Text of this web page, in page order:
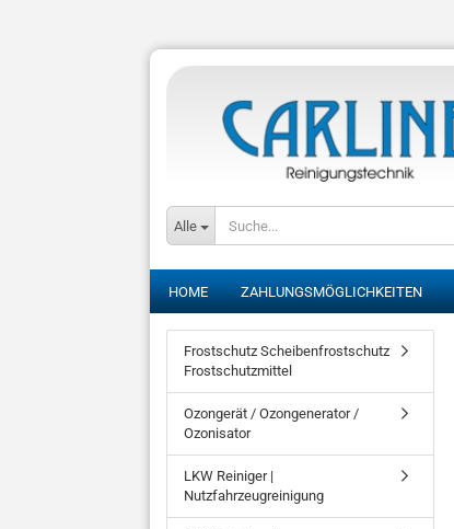
Alle
HOME ZAHLUNGSMÖGLICHKEITEN
Frostschutz Scheibenfrostschutz
Frostschutzmittel
Ozongerät / Ozongenerator /
Ozonisator
LKW Reiniger |
Nutzfahrzeugreinigung